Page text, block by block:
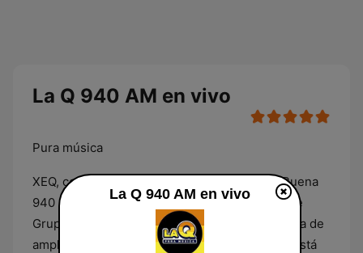
La Q 940 AM en vivo
Pura música
XEQ, conocida por su nombre comercial Ke Buena
940 AM, es una estación de radio propiedad de
Grupo Alemán que transmite en esta frecuencia de
amplitud modulada desde Ciudad de México. Está
La Q 940 AM en vivo